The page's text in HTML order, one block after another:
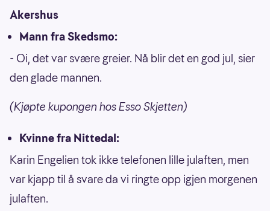
Akershus
Mann fra Skedsmo:
- Oi, det var svære greier. Nå blir det en god jul, sier
den glade mannen.
(Kjøpte kupongen hos Esso Skjetten)
Kvinne fra Nittedal:
Karin Engelien tok ikke telefonen lille julaften, men
var kjapp til å svare da vi ringte opp igjen morgenen
julaften.